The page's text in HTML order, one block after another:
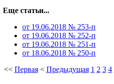
Еще статьи...
от 19.06.2018 № 253-п
от 19.06.2018 № 252-п
от 19.06.2018 № 251-п
от 18.06.2018 № 250-п
<< Первая< Предыдущая 1 2 3 4